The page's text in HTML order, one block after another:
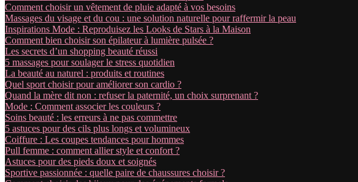
Comment choisir un vêtement de pluie adapté à vos besoins
Massages du visage et du cou : une solution naturelle pour raffermir la peau
Inspirations Mode : Reproduisez les Looks de Stars à la Maison
Comment bien choisir son épilateur à lumière pulsée ?
Les secrets d’un shopping beauté réussi
5 massages pour soulager le stress quotidien
La beauté au naturel : produits et routines
Quel sport choisir pour améliorer son cardio ?
Quand la mère dit non : refuser la paternité, un choix surprenant ?
Mode : Comment associer les couleurs ?
Soins beauté : les erreurs à ne pas commettre
5 astuces pour des cils plus longs et volumineux
Coiffure : Les coupes tendances pour hommes
Pull femme : comment allier style et confort ?
Astuces pour des pieds doux et soignés
Sportive passionnée : quelle paire de chaussures choisir ?